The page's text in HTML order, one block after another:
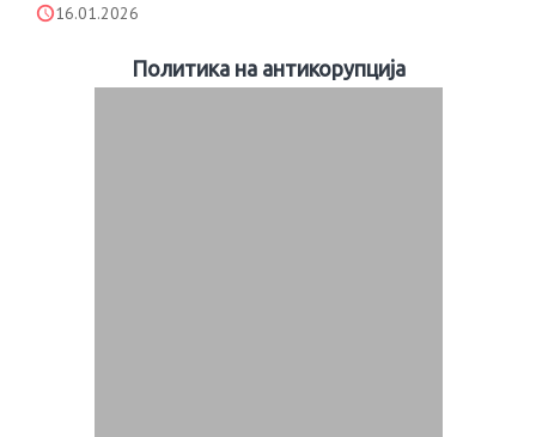
16.01.2026
Политика на антикорупција